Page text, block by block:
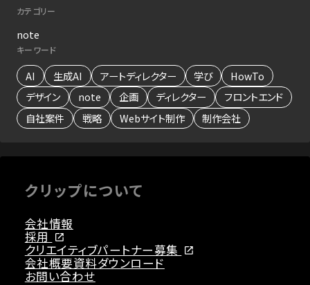
カテゴリー
note
キーワード
AI 生成AI アートディレクター 学び
HowTo
デザイン
note 企画 ディレクター
フロントエンド
自社案件
戦略 Webサイト制作 制作会社
クリップについて
会社情報
採用
クリエイティブパートナー募集
会社概要資料ダウンロード
お問い合わせ